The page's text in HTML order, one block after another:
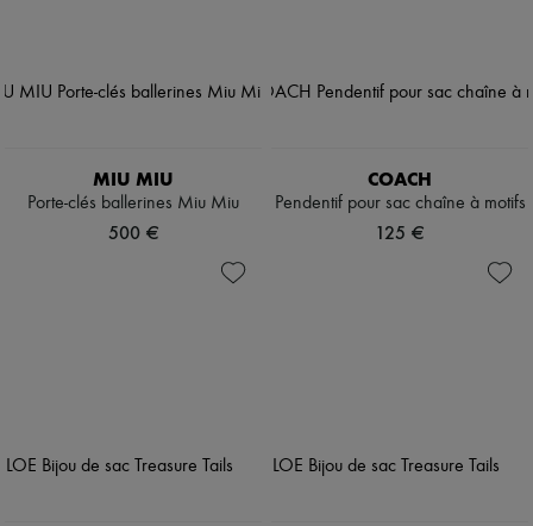
MIU MIU
Porte-clés ballerines Miu Miu
500 €
COACH
Pendentif pour sac chaîne à motifs
125 €